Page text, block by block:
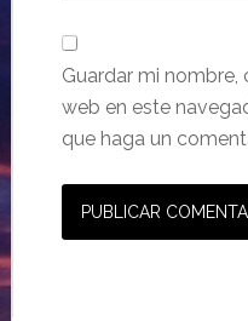
Guardar mi
web en este
que haga un